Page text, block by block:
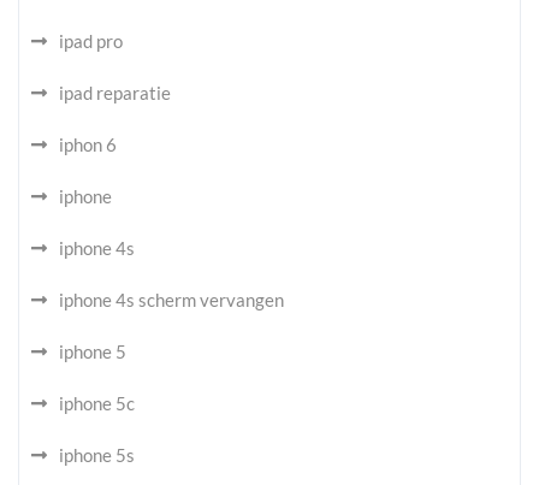
ipad pro
ipad reparatie
iphon 6
iphone
iphone 4s
iphone 4s scherm vervangen
iphone 5
iphone 5c
iphone 5s